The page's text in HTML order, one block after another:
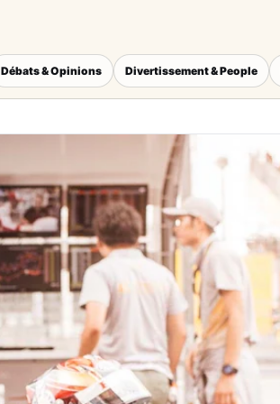
Débats & Opinions Divertissement & People